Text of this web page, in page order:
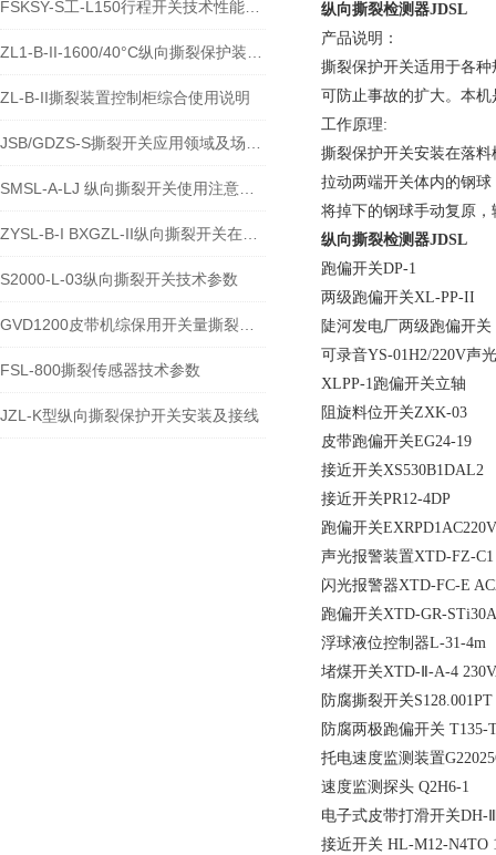
ZL-B-II撕裂装置控制柜综合使用说明
S2000-L-03纵向撕裂开关技术参数
FSL-800撕裂传感器技术参数
JZL-K型纵向撕裂保护开关安装及接线
纵向撕裂检测器JDSL
产品说明：
撕裂保护开关适用于各
可防止事故的扩大。本
工作原理:
撕裂保护开关安装在落
拉动两端开关体内的钢
将掉下的钢球手动复原
纵向撕裂检测器JDSL
跑偏开关DP-1
两级跑偏开关XL-PP-II
陡河发电厂两级跑偏开关
可录音YS-01H2/220V声
XLPP-1跑偏开关立轴
阻旋料位开关ZXK-03
皮带跑偏开关EG24-19
接近开关XS530B1DAL2
接近开关PR12-4DP
跑偏开关EXRPD1AC220V
声光报警装置XTD-FZ-C1
闪光报警器XTD-FC-E
跑偏开关XTD-GR-
浮球液位控制器L-31-4m
堵煤开关XTD-Ⅱ-A-4
防腐撕裂开关
防腐两极跑偏开关 T135-
托电速度监测装置
速度监测探头 Q2H6-1
电子式皮带打滑开关DH-
接近开关 HL-M12-N4TO